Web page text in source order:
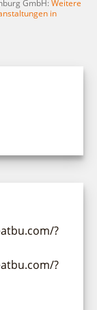
GmbH:Weitere
in
?
?